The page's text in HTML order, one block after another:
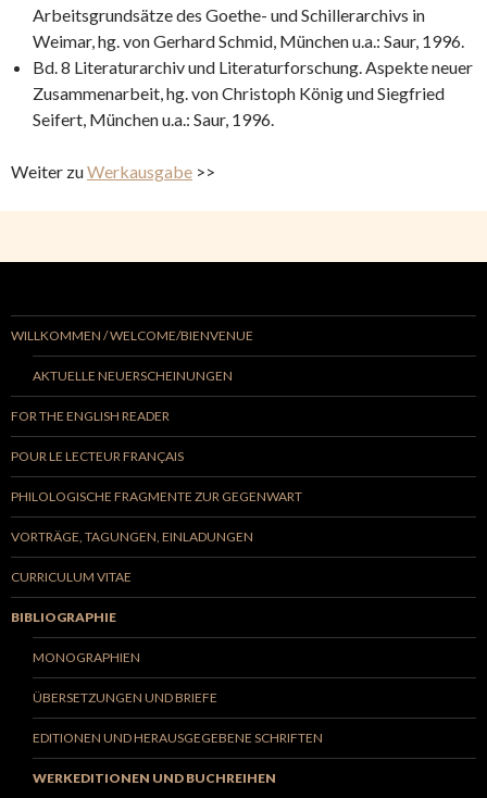
Arbeitsgrundsätze des Goethe- und Schillerarchivs in
Weimar, hg. von Gerhard Schmid, München u.a.: Saur, 1996.
Bd. 8 Literaturarchiv und Literaturforschung. Aspekte neuer
Zusammenarbeit, hg. von Christoph König und Siegfried
Seifert, München u.a.: Saur, 1996.
Weiter zuWerkausgabe >>
WILLKOMMEN / WELCOME/BIENVENUE
AKTUELLE NEUERSCHEINUNGEN
FOR THE ENGLISH READER
POUR LE LECTEUR FRANÇAIS
PHILOLOGISCHE FRAGMENTE ZUR GEGENWART
VORTRÄGE, TAGUNGEN, EINLADUNGEN
CURRICULUM VITAE
BIBLIOGRAPHIE
MONOGRAPHIEN
ÜBERSETZUNGEN UND BRIEFE
EDITIONEN UND HERAUSGEGEBENE SCHRIFTEN
WERKEDITIONEN UND BUCHREIHEN